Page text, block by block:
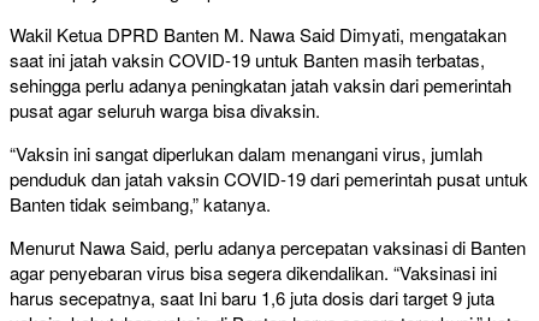
Wakil Ketua DPRD Banten M. Nawa Said Dimyati, mengatakan
saat ini jatah vaksin COVID-19 untuk Banten masih terbatas,
sehingga perlu adanya peningkatan jatah vaksin dari pemerintah
pusat agar seluruh warga bisa divaksin.
“Vaksin ini sangat diperlukan dalam menangani virus, jumlah
penduduk dan jatah vaksin COVID-19 dari pemerintah pusat untuk
Banten tidak seimbang,” katanya.
Menurut Nawa Said, perlu adanya percepatan vaksinasi di Banten
agar penyebaran virus bisa segera dikendalikan. “Vaksinasi ini
harus secepatnya, saat Ini baru 1,6 juta dosis dari target 9 juta